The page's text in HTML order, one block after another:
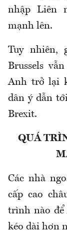
nhập Liên
mạnh lên.
Tuy nhiên,
Brussels
Anh trở lại
dân ý dẫn
Brexit.
QUÁ
Các nhà
cấp cao
trình nào để
kéo dài hơn